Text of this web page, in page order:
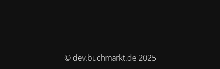
© dev.buchmarkt.de 2025